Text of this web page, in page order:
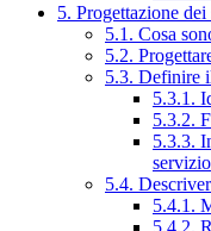
5. Progettazione dei
5.1. Cosa
5.2.
5.3. Definire
5.3.1.
5.3.2.
5.3.3.
servizio
5.4.
5.4.1.
5.4.2.